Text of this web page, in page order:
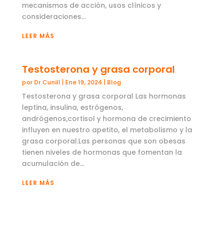
mecanismos de acción, usos clínicos y
consideraciones...
LEER MÁS
Testosterona y grasa corporal
por Dr.Cunill Ene 19, 2024 Blog
Testosterona y grasa corporal Las hormonas
leptina, insulina, estrógenos,
andrógenos,cortisol y hormona de crecimiento
influyen en nuestro apetito, el metabolismo y la
grasa corporal.Las personas que son obesas
tienen niveles de hormonas que fomentan la
acumulación de...
LEER MÁS